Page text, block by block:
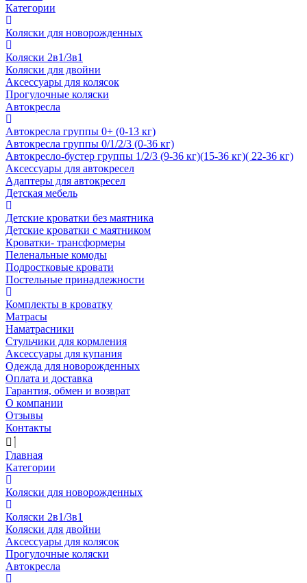
Категории
Коляски для новорожденных
Коляски 2в1/3в1
Коляски для двойни
Аксессуары для колясок
Прогулочные коляски
Автокресла
Автокресла группы 0+ (0-13 кг)
Автокресла группы 0/1/2/3 (0-36 кг)
Автокресло-бустер группы 1/2/3 (9-36 кг)(15-36 кг)( 22-36 кг)
Аксессуары для автокресел
Адаптеры для автокресел
Детская мебель
Детские кроватки без маятника
Детские кроватки с маятником
Кроватки- трансформеры
Пеленальные комоды
Подростковые кровати
Постельные принадлежности
Комплекты в кроватку
Матрасы
Наматрасники
Стульчики для кормления
Аксессуары для купания
Одежда для новорожденных
Оплата и доставка
Гарантия, обмен и возврат
О компании
Отзывы
Контакты
Главная
Категории
Коляски для новорожденных
Коляски 2в1/3в1
Коляски для двойни
Аксессуары для колясок
Прогулочные коляски
Автокресла